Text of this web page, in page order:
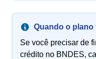
Quando o plano
Se você precisar de
crédito no BNDES,